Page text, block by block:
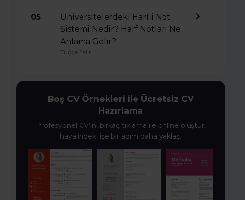
05
Üniversitelerdeki Harfli Not
Sistemi Nedir? Harf Notları Ne
Anlama Gelir?
Tuğçe Salır
Boş CV Örnekleri ile Ücretsiz CV
Hazırlama
Profesyonel CV’ini birkaç tıklama ile online oluştur,
hayalindeki işe bir adım daha yaklaş.